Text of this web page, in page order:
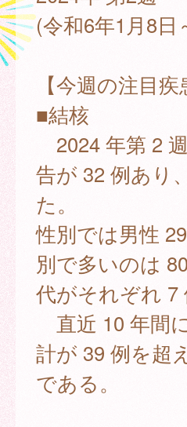
(令和6年1月8日
【今週の注目疾
■結核
2024 年第 2
告が 32 例あり
た。
性別では男性
別で多いのは
代がそれぞれ 7
直近 10 年間
計が 39 例を超
である。